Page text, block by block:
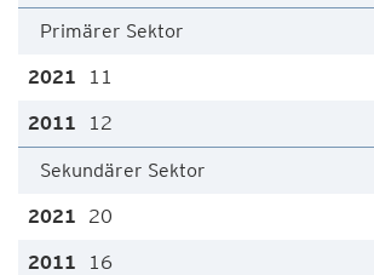
Primärer Sektor
11
12
Sekundärer Sektor
20
16